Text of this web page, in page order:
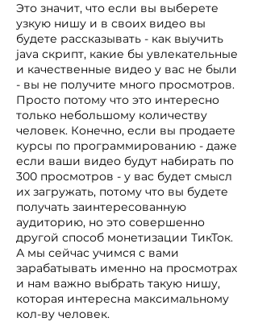
Это значит, что если вы выберете
узкую нишу и в своих видео вы
будете рассказывать - как выучить
java скрипт, какие бы увлекательные
и качественные видео у вас не были
- вы не получите много просмотров.
Просто потому что это интересно
только небольшому количеству
человек. Конечно, если вы продаете
курсы по программированию - даже
если ваши видео будут набирать по
300 просмотров - у вас будет смысл
их загружать, потому что вы будете
получать заинтересованную
аудиторию, но это совершенно
другой способ монетизации ТикТок.
А мы сейчас учимся с вами
зарабатывать именно на просмотрах
и нам важно выбрать такую нишу,
которая интересна максимальному
кол-ву человек.